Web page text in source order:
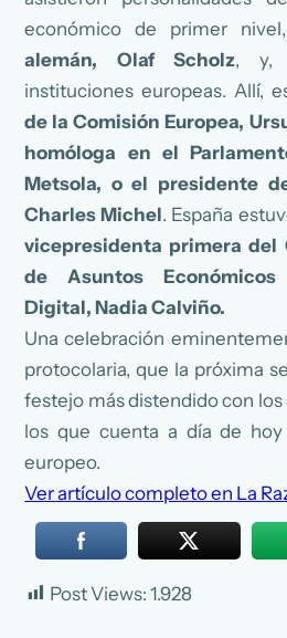
económico de primer
alemán, Olaf Scholz, y,
instituciones europeas. Allí,
de la Comisión Europea,
homóloga en el
Metsola, o el presidente
Charles Michel. España
vicepresidenta primera del
de Asuntos
Digital, Nadia Calviño.
Una celebración
protocolaria, que la próxima
festejo más distendido con
los que cuenta a día de
europeo.
Ver artículo completo en La
Post Views: 1.928